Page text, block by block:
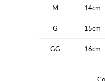
M 14cm
G 15cm
GG 16cm